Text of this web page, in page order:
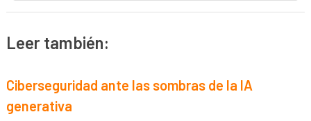
Leer también:
Ciberseguridad ante las sombras de la IA
generativa